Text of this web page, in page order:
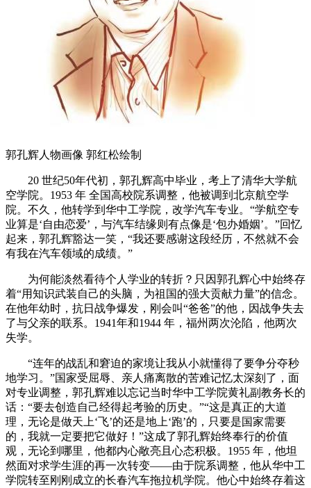
郭孔辉人物画像 郭红松绘制
20 世纪50年代初，郭孔辉高中毕业，考上了清华大学航
空学院。1953 年 全国高校院系调整，他被调到北京航空学
院。不久，他转学到华中工学院，改学汽车专业。“学航空专
业算是‘自由恋爱’，与汽车结缘则有点像是‘包办婚姻’。”回忆
起来，郭孔辉豁达一笑，“我还要感谢这段经历，不然就不会
有我在汽车领域的成绩。”
为何能淡然看待个人学业的转折？只因郭孔辉心中始终存
着“用知识武装自己的头脑，为祖国的强大贡献力量”的信念。
在他年幼时，抗日战争爆发，刚会叫“爸爸”的他，因战争失去
了与父亲的联系。1941年和1944 年，福州两次沦陷，他两次
失学。
“连年的战乱和窘迫的家境让我从小就懂得了要争分夺秒
地学习。”国家受屈辱、亲人痛离散的苦难记忆太深刻了，面
对专业调整，郭孔辉难以忘记当时华中工学院黄礼副教务长的
话：“要去创造自己经得起考验的历史。”“这是真正的大道
理，无论是做天上‘飞’的还是地上‘跑’的，只要是国家需要
的，我就一定要把它做好！”这成了郭孔辉始终奉行的价值
观，无论到哪里，他都内心敞亮且心态积极。1955 年，他坦
然面对求学生涯的再一次转变——由于院系调整，他从华中工
学院转至刚刚成立的长春汽车拖拉机学院。他心中始终存着这